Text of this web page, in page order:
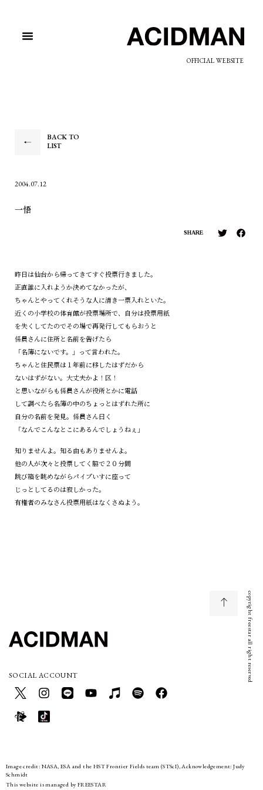
OFFICIAL WEBSITE
BACK TO
LIST
2004.07.12
一悟
SHARE
昨日は仙台から帰ってきてすぐ投票行きました。
正直誰に入れようか決めてなかったが、
ちゃんとやってくれそうな人に清き一票入れといた。
近くの小学校の体育館が投票場所で、自分は投票用紙
を失くしてたのでその場で再発行してもらおうと
係員さんに住所と名前を告げたら
「名簿にないです。」って言われた。
ちゃんと住民票は１年前に移したはずだから
ないはずがない。大丈夫かよ！区！
と思いながらも係員さんが役所とかに電話
して調べたら名簿の中のちょっとはずれた所に
自分の名前を発見。係員さん曰く
「なんでこんなとこにあるんでしょうねぇ」
知りませんよ。知る由もありませんよ。
他の人が次々と投票してく脇で２０分間
跳び箱を眺めながらパイプいすに座って
じっとしてるのは寂しかった。
有権者のみなさん投票用紙はなくさぬよう。
SOCIAL ACCOUNT copyright freestar all right reserved
Image credit: NASA, ESA and the HST Frontier Fields team (STScI), Acknowledgement: Judy
Schmidt
This website is managed by FREESTAR